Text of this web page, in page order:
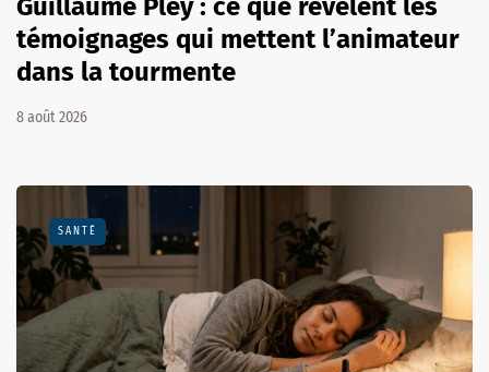
Guillaume Pley : ce que révèlent les
témoignages qui mettent l’animateur
dans la tourmente
8 août 2026
SANTÉ